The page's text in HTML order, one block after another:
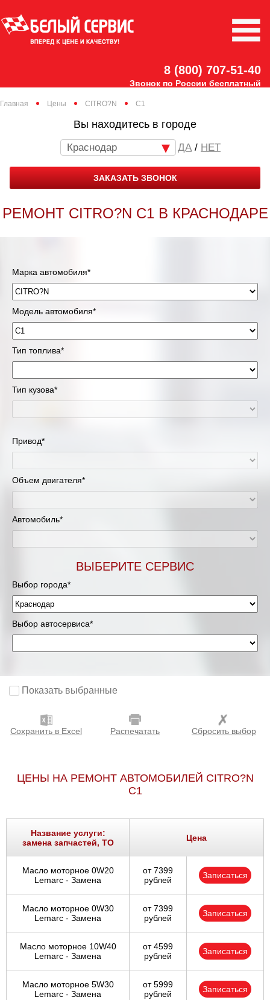
8 (800) 707-51-40
Звонок по России бесплатный
Главная Цены CITRO?N C1
Вы находитесь в городе
Краснодар / НЕТ
ЗАКАЗАТЬ ЗВОНОК
РЕМОНТ CITRO?N C1 В КРАСНОДАРЕ
Марка автомобиля*
Модель автомобиля*
Тип топлива*
Тип кузова*
Привод*
Объем двигателя*
Автомобиль*
ВЫБЕРИТЕ СЕРВИС
Выбор города*
Выбор автосервиса*
Показать выбранные
Сохранить в Excel Распечатать Сбросить выбор
ЦЕНЫ НА РЕМОНТ АВТОМОБИЛЕЙ CITRO?N
C1
Название услуги:
замена запчастей, ТО
Цена
Масло моторное 0W20
Lemarc - Замена
от 7399
рублей
Записаться
Масло моторное 0W30
Lemarc - Замена
от 7399
рублей
Записаться
Масло моторное 10W40
Lemarc - Замена
от 4599
рублей
Записаться
Масло моторное 5W30
Lemarc - Замена
от 5999
рублей
Записаться